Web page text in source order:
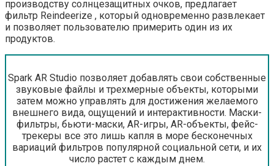
производству солнцезащитных очков, предлагает
фильтр Reindeerize , который одновременно развлекает
и позволяет пользователю примерить один из их
продуктов.
Spark AR Studio позволяет добавлять свои собственные
звуковые файлы и трехмерные объекты, которыми
затем можно управлять для достижения желаемого
внешнего вида, ощущений и интерактивности. Маски-
фильтры, бьюти-маски, AR-игры, AR-объекты, фейс-
трекеры все это лишь капля в море бесконечных
вариаций фильтров популярной социальной сети, и их
число растет с каждым днем.